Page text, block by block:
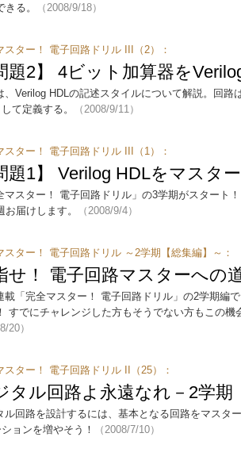
る。
（2008/9/18）
スター！ 電子回路ドリル III（2）：
題2】 4ビット加算器を
、Verilog HDLの記述スタイルについて解説。回路
て定義する。
（2008/9/11）
スター！ 電子回路ドリル III（1）：
題1】 Verilog HDLをマスタ
マスター！ 電子回路ドリル」の3学期がスタート
届けします。
（2008/9/4）
スター！ 電子回路ドリル ～2学期【総集編】～：
せ！ 電子回路マスターへの
載「完全マスター！ 電子回路ドリル」の2学期編
すでにチャレンジした方もそうでない方もこの
20）
スター！ 電子回路ドリル II（25）：
タル回路よ永遠なれ－2学期
ル回路を設計するには、基本となる回路をマスタ
ョンを増やそう！
（2008/7/10）